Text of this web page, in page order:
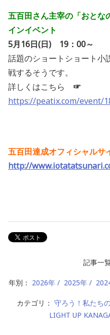
五百田さん主宰の「おとな
インイベント
5月16日(日) 19：00～
話題のショートショート小
戦するそうです。
詳しくはこちら ☞
https://peatix.com/event/
五百田達成オフィシャルサ
http://
記事一
年別： 2026年 2025年
カテゴリ： 守ろう！私たち
LIGHT UP